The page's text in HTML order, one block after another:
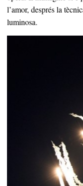
l’amor, després la
luminosa.